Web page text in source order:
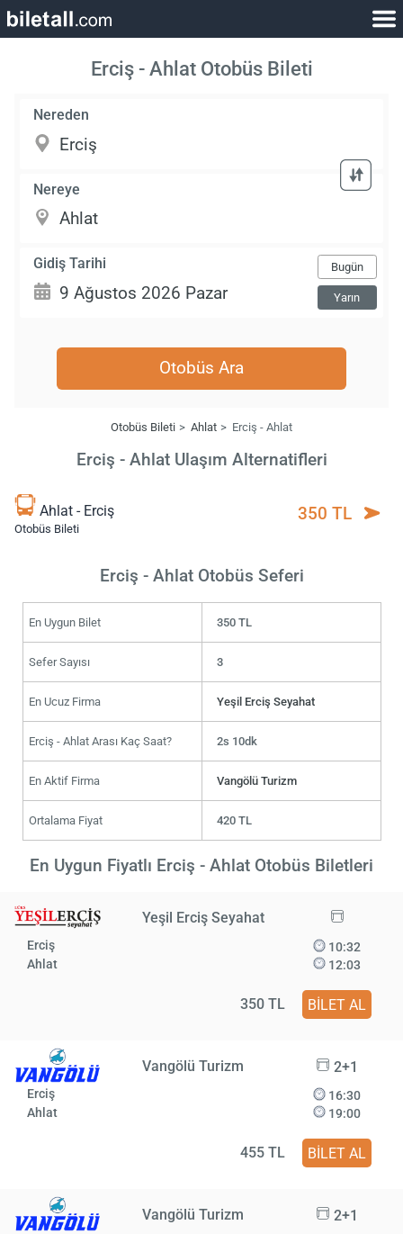
Erciş - Ahlat Otobüs Bileti
Nereden
Nereye
Gidiş Tarihi Bugün
Yarın
Otobüs Ara
Otobüs Bileti Ahlat Erciş - Ahlat
Erciş - Ahlat Ulaşım Alternatifleri
Ahlat - Erciş
Otobüs Bileti
350 TL
Erciş - Ahlat Otobüs Seferi
En Uygun Bilet 350 TL
Sefer Sayısı 3
En Ucuz Firma Yeşil Erciş Seyahat
Erciş - Ahlat Arası Kaç Saat? 2s 10dk
En Aktif Firma Vangölü Turizm
Ortalama Fiyat 420 TL
En Uygun Fiyatlı Erciş - Ahlat Otobüs Biletleri
Yeşil Erciş Seyahat
Erciş
Ahlat
10:32
12:03
350 TL BİLET AL
Vangölü Turizm 2+1
Erciş
Ahlat
16:30
19:00
455 TL BİLET AL
Vangölü Turizm 2+1